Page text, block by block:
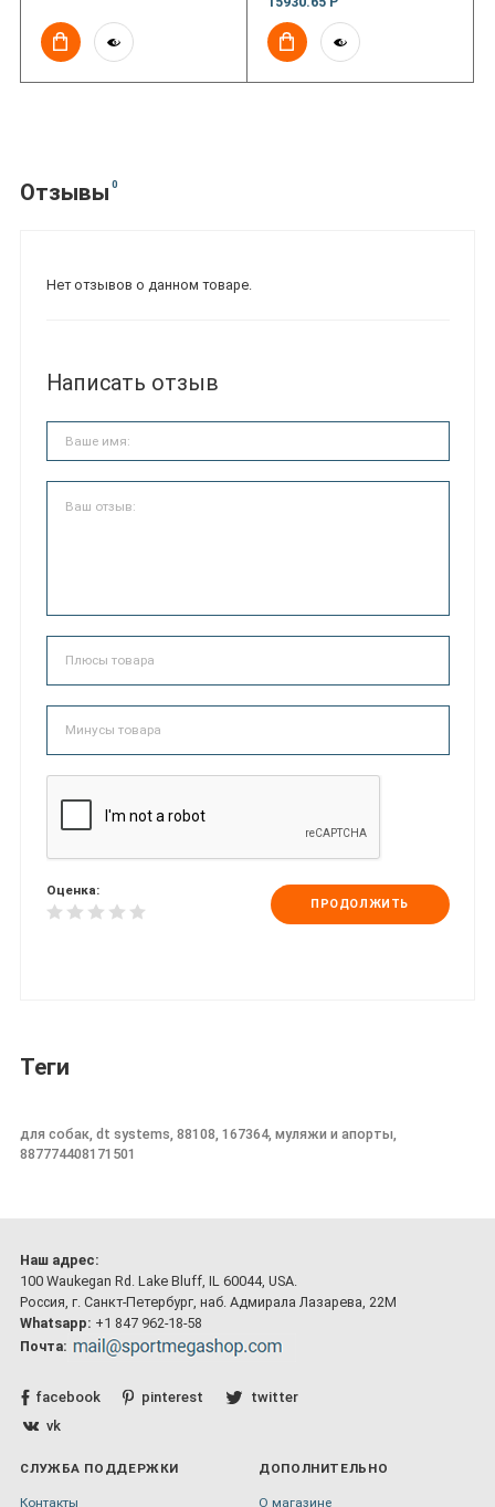
Receiver
Отзывы 0
Нет отзывов о данном товаре.
Написать отзыв
Оценка:
ПРОДОЛЖИТЬ
Теги
для собак, dt systems, 88108, 167364, муляжи и апорты,
887774408171501
Наш адрес:
100 Waukegan Rd. Lake Bluff, IL 60044, USA.
Россия, г. Санкт-Петербург, наб. Адмирала Лазарева, 22М
Whatsapp: +1 847 962-18-58
Почта:
facebook pinterest
twitter
vk
СЛУЖБА ПОДДЕРЖКИ
Контакты
ДОПОЛНИТЕЛЬНО
О магазине